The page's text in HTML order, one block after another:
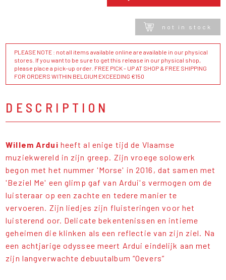
not in stock
PLEASE NOTE : not all items available online are available in our physical
stores. If you want to be sure to get this release in our physical shop,
please place a pick-up order. FREE PICK - UP AT SHOP & FREE SHIPPING
FOR ORDERS WITHIN BELGIUM EXCEEDING €150
DESCRIPTION
Willem Ardui heeft al enige tijd de Vlaamse
muziekwereld in zijn greep. Zijn vroege solowerk
begon met het nummer 'Morse' in 2016, dat samen met
'Beziel Me' een glimp gaf van Ardui's vermogen om de
luisteraar op een zachte en tedere manier te
vervoeren. Zijn liedjes zijn fluisteringen voor het
luisterend oor. Delicate bekentenissen en intieme
geheimen die klinken als een reflectie van zijn ziel. Na
een achtjarige odyssee meert Ardui eindelijk aan met
zijn langverwachte debuutalbum “Oevers”